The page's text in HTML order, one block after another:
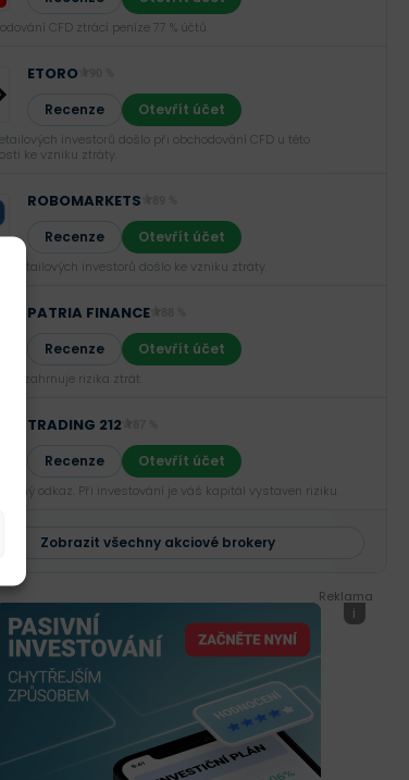
CFD ztrácí peníze 77 % účtů.
ETORO
Recenze Otevřít účet
investorů došlo při obchodování CFD u této
ke vzniku ztráty.
ROBOMARKETS
Recenze Otevřít účet
% retailových investorů došlo ke vzniku ztráty.
PATRIA FINANCE
Recenze Otevřít účet
zahrnuje rizika ztrát.‎
TRADING 212
Recenze Otevřít účet
odkaz. Při investování je váš kapitál vystaven riziku.
Zobrazit všechny akciové brokery
Reklama
i